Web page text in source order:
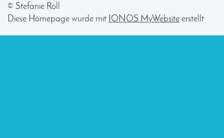
© Stefanie Roll
Diese Homepage wurde mit IONOS MyWebsite erstellt